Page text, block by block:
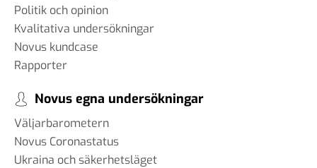
Politik och opinion
Kvalitativa undersökningar
Novus kundcase
Rapporter
Novus egna undersökningar
Väljarbarometern
Novus Coronastatus
Ukraina och säkerhetsläget